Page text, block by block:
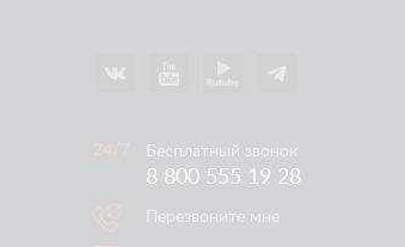
Бесплатный звонок
8 800 555 19 28
Перезвоните мне